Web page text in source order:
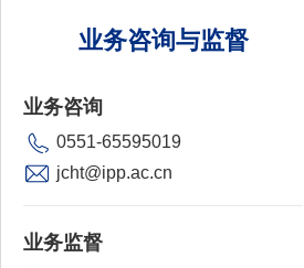
业务咨询与监督
业务咨询
0551-65595019
jcht@ipp.ac.cn
业务监督